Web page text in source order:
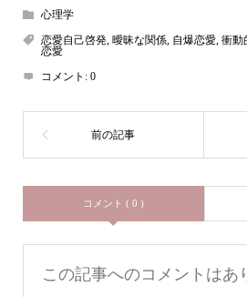
心理学
恋愛自己啓発, 曖昧な関係, 自爆恋愛, 衝動
恋愛
コメント: 0
コメント ( 0 )
この記事へのコメントはあ